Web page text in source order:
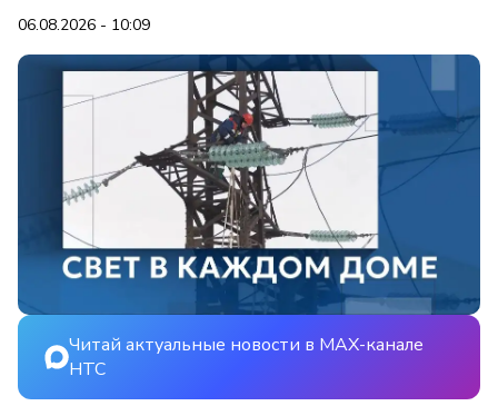
06.08.2026 - 10:09
Читай актуальные новости в MAX-канале
НТС